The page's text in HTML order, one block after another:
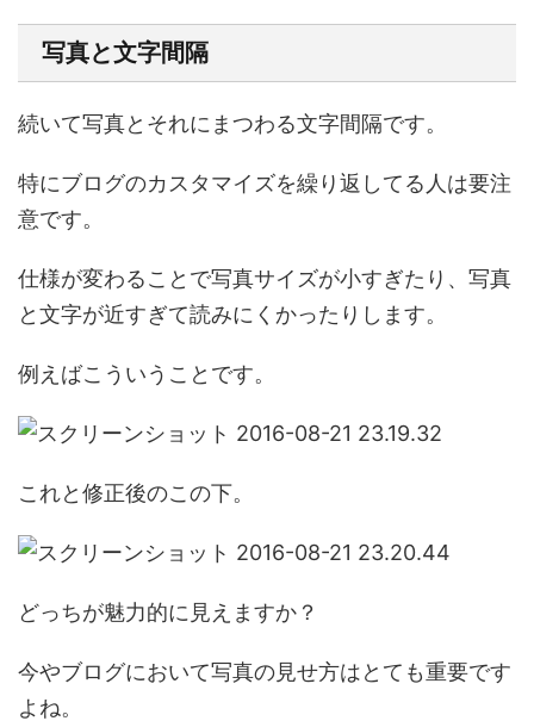
写真と文字間隔
続いて写真とそれにまつわる文字間隔です。
特にブログのカスタマイズを繰り返してる人は要注
意です。
仕様が変わることで写真サイズが小すぎたり、写真
と文字が近すぎて読みにくかったりします。
例えばこういうことです。
これと修正後のこの下。
どっちが魅力的に見えますか？
今やブログにおいて写真の見せ方はとても重要です
よね。